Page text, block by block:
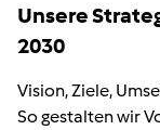
Unsere
2030
Vision, Ziele,
So gestalten wir